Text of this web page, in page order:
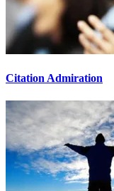
Citation Admiration